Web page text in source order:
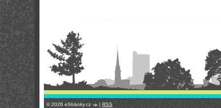
© 2026 eStránky.cz |RSS